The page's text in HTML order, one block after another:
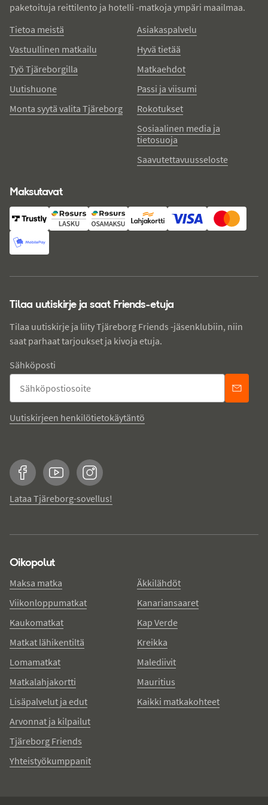
paketoituja reittilento ja hotelli -matkoja ympäri maailmaa.
Tietoa meistä
Vastuullinen matkailu
Työ Tjäreborgilla
Uutishuone
Monta syytä valita Tjäreborg
Asiakaspalvelu
Hyvä tietää
Matkaehdot
Passi ja viisumi
Rokotukset
Sosiaalinen media ja
tietosuoja
Saavutettavuusseloste
Maksutavat
Tilaa uutiskirje ja saat Friends-etuja
Tilaa uutiskirje ja liity Tjäreborg Friends -jäsenklubiin, niin
saat parhaat tarjoukset ja kivoja etuja.
Sähköposti
Uutiskirjeen henkilötietokäytäntö
FacebookYouTubeInstagram
Lataa Tjäreborg-sovellus!
Oikopolut
Maksa matka
Viikonloppumatkat
Kaukomatkat
Matkat lähikentiltä
Lomamatkat
Matkalahjakortti
Lisäpalvelut ja edut
Arvonnat ja kilpailut
Tjäreborg Friends
Yhteistyökumppanit
Äkkilähdöt
Kanariansaaret
Kap Verde
Kreikka
Malediivit
Mauritius
Kaikki matkakohteet